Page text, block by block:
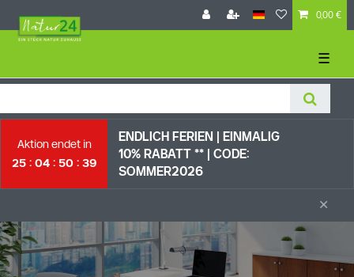
0,00 €
☰
Aktion endet in
25
04 50 38
ENDLICH FERIEN | EI NMALIG
10% RABATT ** | CODE:
SOMMER2026
×